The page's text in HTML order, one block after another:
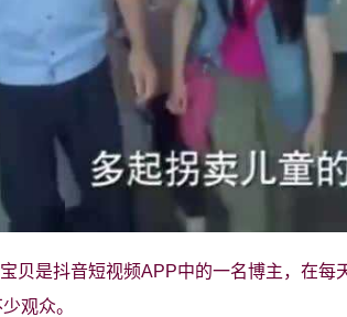
贝是抖音短视频APP中的一名博主，在
观众。